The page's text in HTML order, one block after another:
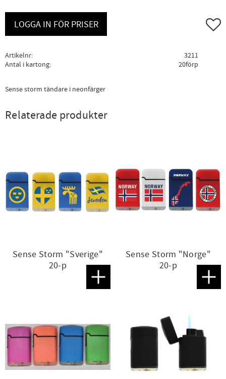
LOGGA IN FÖR PRISER Lägg
Artikelnr
3211
Antal i kartong
20förp
Sense storm tändare i neonfärger
Relaterade produkter
Sense Storm "Sverige"
20-p
Lägg till i favoriter
Sense Storm "Norge"
20-p